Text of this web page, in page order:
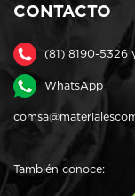
CONTACTO
(81) 8190-5326
WhatsApp
También conoce: